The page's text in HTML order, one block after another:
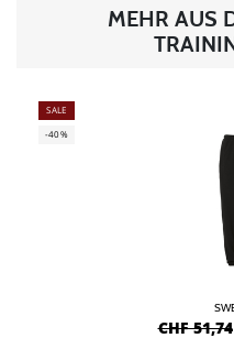
MEHR AUS
SALE
-40%
CHF 51,74